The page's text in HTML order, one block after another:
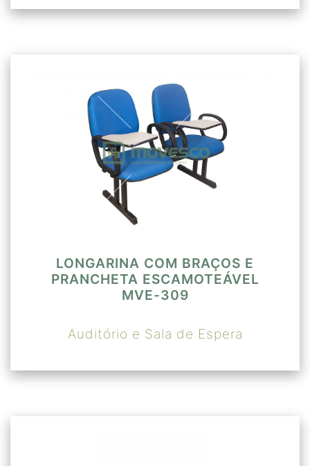
LONGARINA COM BRAÇOS E
PRANCHETA ESCAMOTEÁVEL
MVE-309
Auditório e Sala de Espera